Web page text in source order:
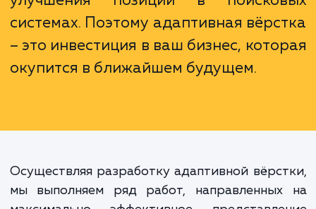
Адаптивность веб-сайта – это
улучшения позиций в
системах. Поэтому адаптивная